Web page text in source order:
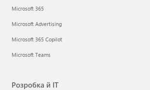
Microsoft 365
Microsoft Advertising
Microsoft 365 Copilot
Microsoft Teams
Розробка й ІТ